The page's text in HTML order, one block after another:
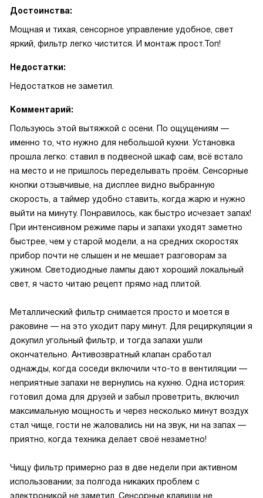
Достоинства:
Мощная и тихая, сенсорное управление удобное, свет
яркий, фильтр легко чистится. И монтаж прост.Топ!
Недостатки:
Недостатков не заметил.
Комментарий:
Пользуюсь этой вытяжкой с осени. По ощущениям —
именно то, что нужно для небольшой кухни. Установка
прошла легко: ставил в подвесной шкаф сам, всё встало
на место и не пришлось переделывать проём. Сенсорные
кнопки отзывчивые, на дисплее видно выбранную
скорость, а таймер удобно ставить, когда жарю и нужно
выйти на минуту. Понравилось, как быстро исчезает запах!
При интенсивном режиме пары и запахи уходят заметно
быстрее, чем у старой модели, а на средних скоростях
прибор почти не слышен и не мешает разговорам за
ужином. Светодиодные лампы дают хороший локальный
свет, я часто читаю рецепт прямо над плитой.
Металлический фильтр снимается просто и моется в
раковине — на это уходит пару минут. Для рециркуляции я
докупил угольный фильтр, и тогда запахи ушли
окончательно. Антивозвратный клапан сработал
однажды, когда соседи включили что-то в вентиляции —
неприятные запахи не вернулись на кухню. Одна история:
готовил дома для друзей и забыл проветрить, включил
максимальную мощность и через несколько минут воздух
стал чище, гости не жаловались ни на звук, ни на запах —
приятно, когда техника делает своё незаметно!
Чищу фильтр примерно раз в две недели при активном
использовании; за полгода никаких проблем с
электроникой не заметил. Сенсорные клавиши не